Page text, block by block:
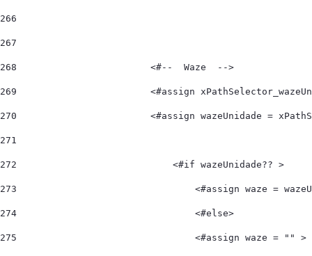
266
267
268
                        <#--  Waze  -->
269
<#assign
270
<#assign wazeUnidade =
271
272
                            <#if wazeUnidade?? >
273
<#assign waze =
274
                                <#else>
275
                                <#assign waze = "" >